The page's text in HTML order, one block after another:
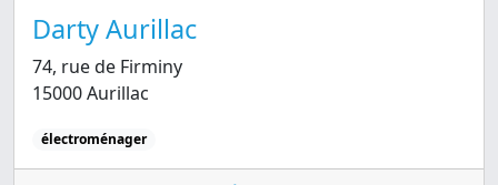
Darty Aurillac
74, rue de Firminy
15000 Aurillac
électroménager